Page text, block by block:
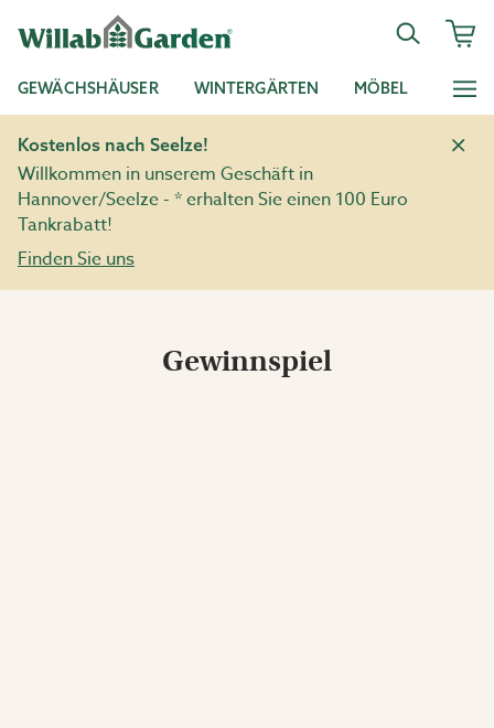
GEWÄCHSHÄUSER WINTERGÄRTEN MÖBEL
Kostenlos nach Seelze!
Willkommen in unserem Geschäft in
Hannover/Seelze - * erhalten Sie einen 100 Euro
Tankrabatt!
Finden Sie uns
Gewinnspiel